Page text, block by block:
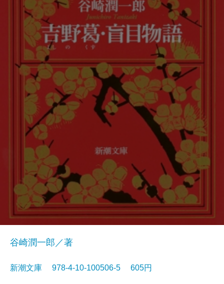
谷崎潤一郎／著
新潮文庫 978-4-10-100506-5 605円